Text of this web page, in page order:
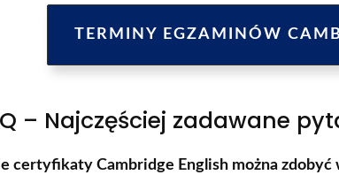
TERMINY EGZAMINÓW
– Najczęściej zadawane
certyfikaty Cambridge English można zdobyć